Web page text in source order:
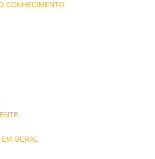
CONHECIMENTO
GERAL